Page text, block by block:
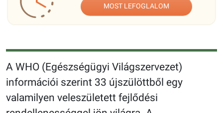
MOST LEFOGLALOM
A WHO (Egészségügyi Világszervezet)
információi szerint 33 újszülöttből egy
valamilyen veleszületett fejlődési